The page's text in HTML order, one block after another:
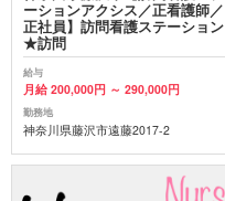
ーションアクシス／正看護師／
正社員】訪問看護ステーション
★訪問
給与
月給 200,000円 ～ 290,000円
勤務地
神奈川県藤沢市遠藤2017-2